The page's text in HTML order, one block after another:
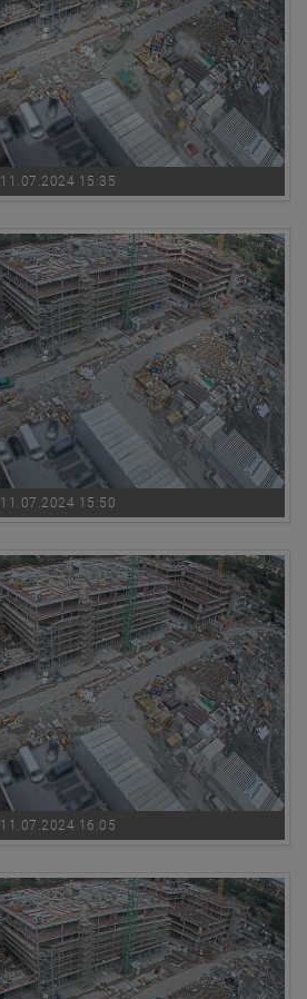
11.07.2024 15:35
11.07.2024 15:50
11.07.2024 16:05